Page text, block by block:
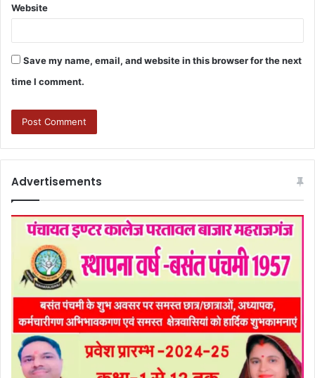
Website
Save my name, email, and website in this browser for the next
time I comment.
Advertisements